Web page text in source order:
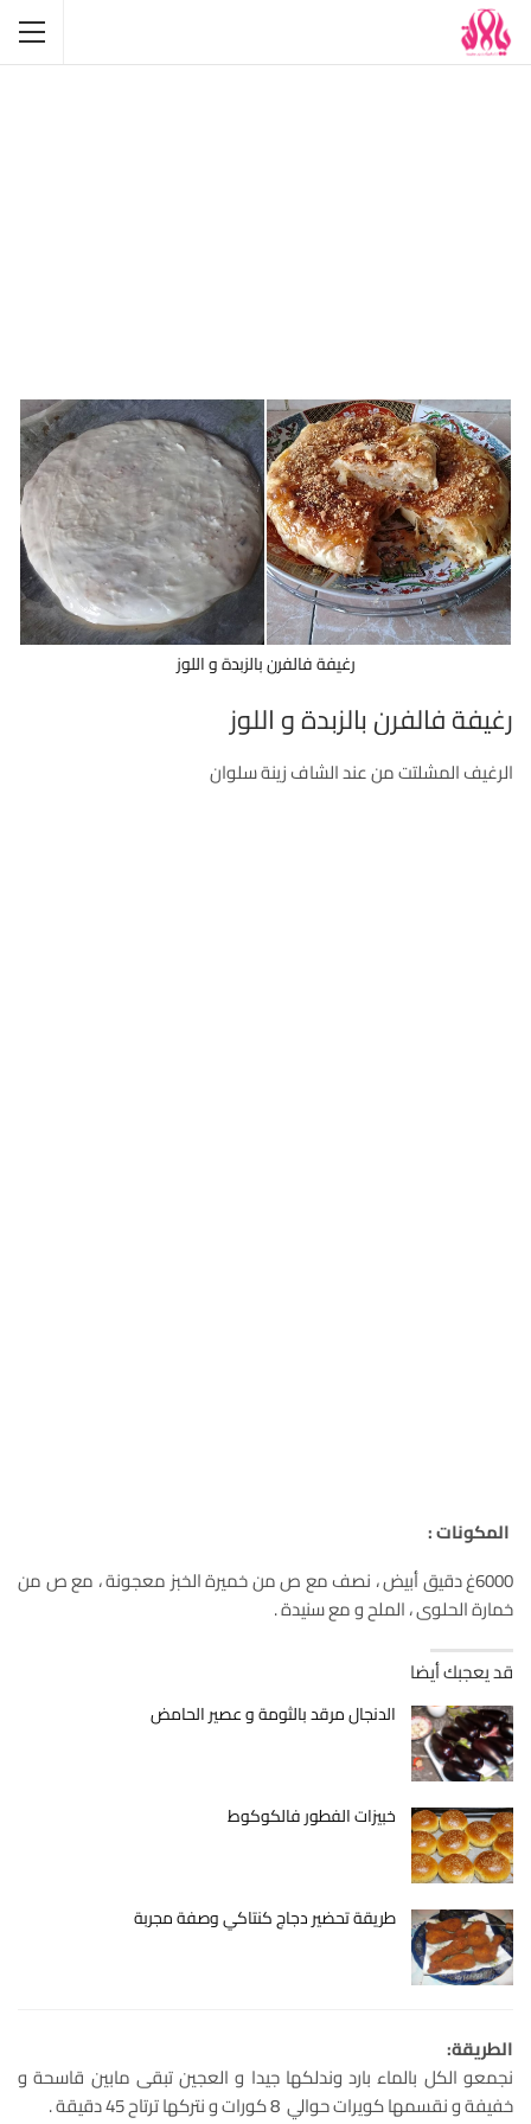
رغيفة فالفرن بالزبدة و اللوز
رغيفة فالفرن بالزبدة و اللوز
الرغيف المشلتت من عند الشاف زينة سلوان
المكونات :
6000غ دقيق أبيض ، نصف مع ص من خميرة الخبز معجونة ، مع ص من
خمارة الحلوى ، الملح و مع سنيدة .
قد يعجبك أيضا
الدنجال مرقد بالثومة و عصير الحامض
خبيزات الفطور فالكوكوط
طريقة تحضير دجاج كنتاكي وصفة مجربة
الطريقة:
نجمعو الكل بالماء بارد وندلكها جيدا و العجين تبقى مابين قاسحة و
خفيفة و نقسمها كويرات حوالي 8 كورات و نتركها ترتاح 45 دقيقة .